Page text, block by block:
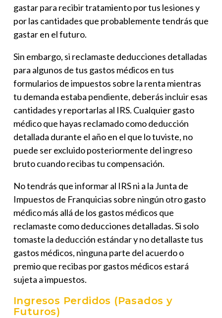
gastar para recibir tratamiento por tus lesiones y
por las cantidades que probablemente tendrás que
gastar en el futuro.
Sin embargo, si reclamaste deducciones detalladas
para algunos de tus gastos médicos en tus
formularios de impuestos sobre la renta mientras
tu demanda estaba pendiente, deberás incluir esas
cantidades y reportarlas al IRS. Cualquier gasto
médico que hayas reclamado como deducción
detallada durante el año en el que lo tuviste, no
puede ser excluido posteriormente del ingreso
bruto cuando recibas tu compensación.
No tendrás que informar al IRS ni a la Junta de
Impuestos de Franquicias sobre ningún otro gasto
médico más allá de los gastos médicos que
reclamaste como deducciones detalladas. Si solo
tomaste la deducción estándar y no detallaste tus
gastos médicos, ninguna parte del acuerdo o
premio que recibas por gastos médicos estará
sujeta a impuestos.
Ingresos Perdidos (Pasados y
Futuros)